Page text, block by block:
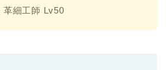
革細工師 Lv50